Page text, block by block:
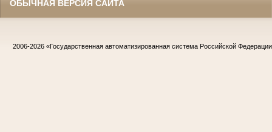
ОБЫЧНАЯ ВЕРСИЯ САЙТА
2006-2026 «Государственная автоматизированная система Российской